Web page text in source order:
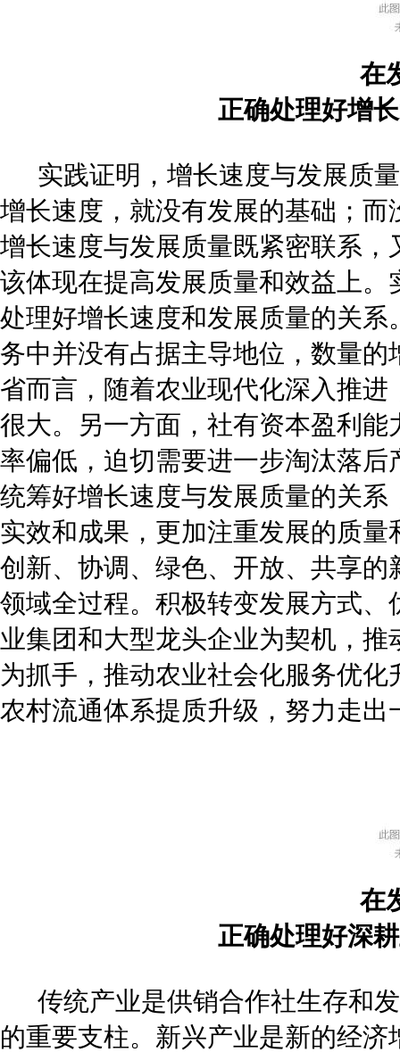
在
正确处理好增
实践证明，增长速度与发展质
增长速度，就没有发展的基础；
增长速度与发展质量既紧密联系
该体现在提高发展质量和效益上
处理好增长速度和发展质量的关
务中并没有占据主导地位，数量
省而言，随着农业现代化深入推
很大。另一方面，社有资本盈利
率偏低，迫切需要进一步淘汰落
统筹好增长速度与发展质量的关
实效和成果，更加注重发展的质
创新、协调、绿色、开放、共享
领域全过程。积极转变发展方式
业集团和大型龙头企业为契机，
为抓手，推动农业社会化服务优
农村流通体系提质升级，努力走
在
正确处理好深
传统产业是供销合作社生存和
的重要支柱。新兴产业是新的经